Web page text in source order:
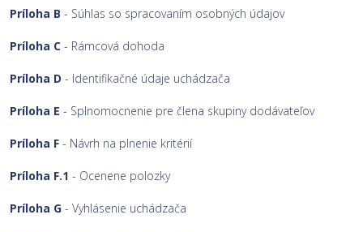
Príloha B - Súhlas so spracovaním osobných údajov
Príloha C - Rámcová dohoda
Príloha D - Identifikačné údaje uchádzača
Príloha E - Splnomocnenie pre člena skupiny dodávateľov
Príloha F - Návrh na plnenie kritérií
Príloha F.1 - Ocenene polozky
Príloha G - Vyhlásenie uchádzača